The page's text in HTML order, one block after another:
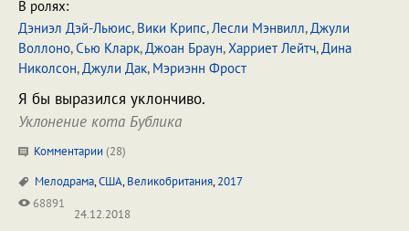
В ролях:
Дэниэл Дэй-Льюис, Вики Крипс,Лесли Мэнвилл,Джули
Воллоно,Сью Кларк,Джоан Браун,Харриет Лейтч,Дина
Николсон,Джули Дак, Мэриэнн Фрост
Я бы выразился уклончиво.
Уклонение кота Бублика
Комментарии (28)
Мелодрама,США,Великобритания,2017
68891
24.12.2018